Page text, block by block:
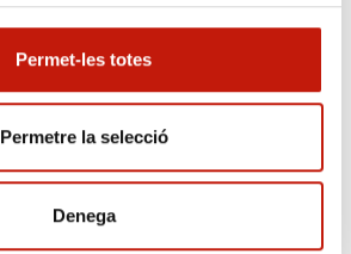
Permet-les totes
Permetre la selecció
Denega